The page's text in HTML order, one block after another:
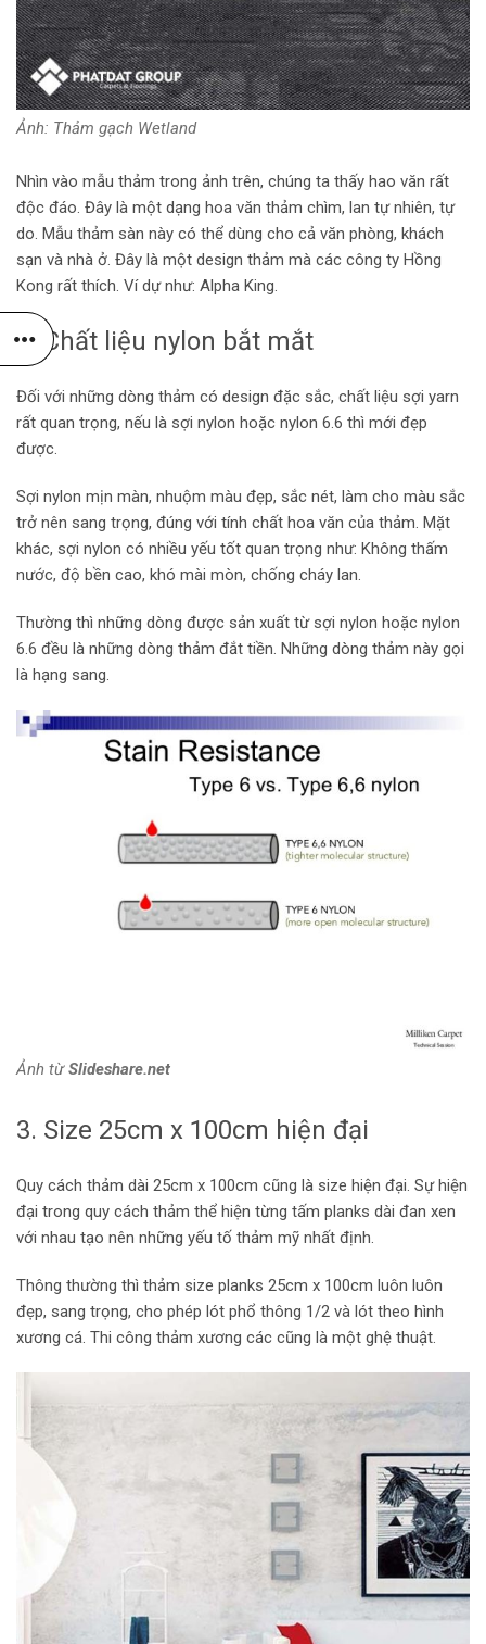
Ảnh: Thảm gạch Wetland
Nhìn vào mẫu thảm trong ảnh trên, chúng ta thấy hao văn rất
độc đáo. Đây là một dạng hoa văn thảm chìm, lan tự nhiên, tự
do. Mẫu thảm sàn này có thể dùng cho cả văn phòng, khách
sạn và nhà ở. Đây là một design thảm mà các công ty Hồng
Kong rất thích. Ví dự như: Alpha King.
2. Chất liệu nylon bắt mắt
Đối với những dòng thảm có design đặc sắc, chất liệu sợi yarn
rất quan trọng, nếu là sợi nylon hoặc nylon 6.6 thì mới đẹp
được.
Sợi nylon mịn màn, nhuộm màu đẹp, sắc nét, làm cho màu sắc
trở nên sang trọng, đúng với tính chất hoa văn của thảm. Mặt
khác, sợi nylon có nhiều yếu tốt quan trọng như: Không thấm
nước, độ bền cao, khó mài mòn, chống cháy lan.
Thường thì những dòng được sản xuất từ sợi nylon hoặc nylon
6.6 đều là những dòng thảm đắt tiền. Những dòng thảm này gọi
là hạng sang.
Ảnh từSlideshare.net
3. Size 25cm x 100cm hiện đại
Quy cách thảm dài 25cm x 100cm cũng là size hiện đại. Sự hiện
đại trong quy cách thảm thể hiện từng tấm planks dài đan xen
với nhau tạo nên những yếu tố thảm mỹ nhất định.
Thông thường thì thảm size planks 25cm x 100cm luôn luôn
đẹp, sang trọng, cho phép lót phổ thông 1/2 và lót theo hình
xương cá. Thi công thảm xương các cũng là một ghệ thuật.